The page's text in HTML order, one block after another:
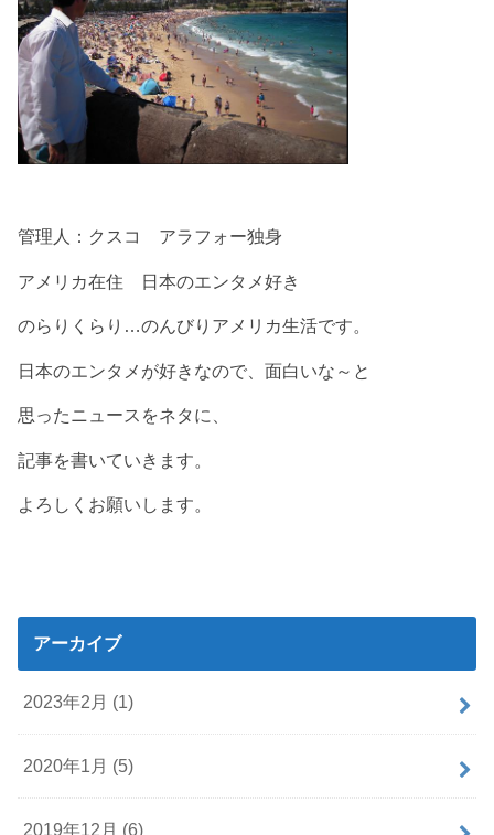
管理人：クスコ アラフォー独身
アメリカ在住 日本のエンタメ好き
のらりくらり…のんびりアメリカ生活です。
日本のエンタメが好きなので、面白いな～と
思ったニュースをネタに、
記事を書いていきます。
よろしくお願いします。
アーカイブ
2023年2月 (1)
2020年1月 (5)
2019年12月 (6)